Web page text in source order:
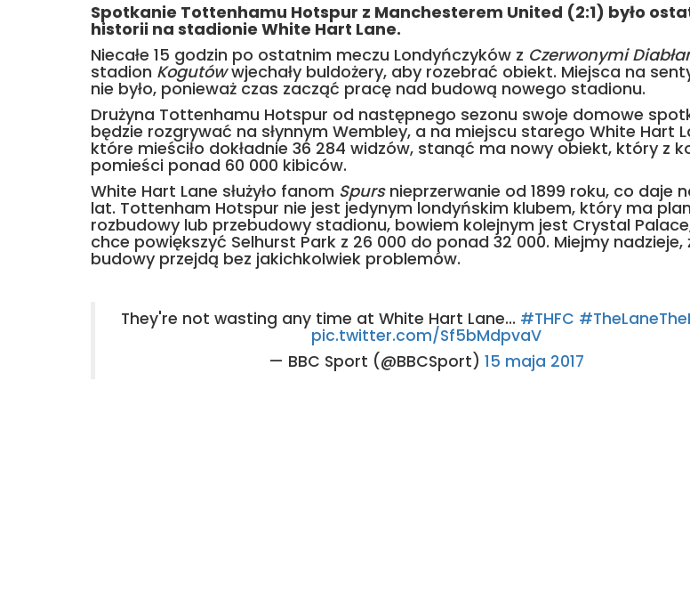
Spotkanie Tottenhamu Hotspur z Manchesterem United (2:1) było
historii na stadionie White Hart Lane.
Niecałe 15 godzin po ostatnim meczu Londyńczyków z Czerwonymi
stadion Kogutówwjechały buldożery, aby rozebrać obiekt. Miejsca na
nie było, ponieważ czas zacząć pracę nad budową nowego stadionu.
Drużyna Tottenhamu Hotspur od następnego sezonu swoje domowe
będzie rozgrywać na słynnym Wembley, a na miejscu starego White Hart
które mieściło dokładnie 36 284 widzów, stanąć ma nowy obiekt, który z
pomieści ponad 60 000 kibiców.
White Hart Lane służyło fanom Spursnieprzerwanie od 1899 roku, co daje
lat. Tottenham Hotspur nie jest jedynym londyńskim klubem, który ma plan
rozbudowy lub przebudowy stadionu, bowiem kolejnym jest Crystal
chce powiększyć Selhurst Park z 26 000 do ponad 32 000. Miejmy nadzieje,
budowy przejdą bez jakichkolwiek problemów.
They're not wasting any time at White Hart Lane... #THFC
pic.twitter.com/Sf5bMdpvaV
— BBC Sport (@BBCSport) 15 maja 2017